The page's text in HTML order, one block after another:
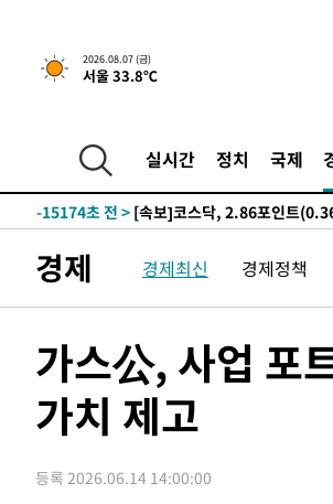
2026.08.07 (금)
서울 33.8℃
실시간 정치 국제
선포
-23054초 전 >[단독]중수청 지원 검사들, 정
갈 수도
-21025초 전 >낮 최고 37도 찜통더위…곳곳
-16187초 전 >
여자배구 이재영·이다영 자매
-15440초 전 >
-15174초 전 > [속보]코스닥, 2.86포인트
-15107초 전 >
[속보]원·달러 환율, 7.7원 내
-14996초 전 >[속보] 노원서 40.1도 관측…
-10959초 전 >외신들도 주목한 韓축구 파문
-10930초 전 >11시간 압수수색에 성접대 파
-9952초 전 > [속보]규제합리화위원회 부위원
-1635초 전 >[속보] 7월 중국 수출 23.9%↑
경제 경제최신 경제정책
가스公, 사업 포
가치 제고
등록 2026.06.14 14:00:00